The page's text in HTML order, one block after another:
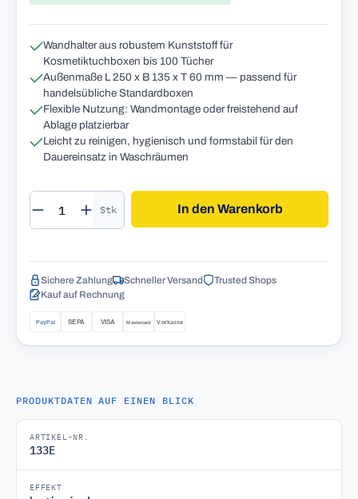
Wandhalter aus robustem Kunststoff für
Kosmetiktuchboxen bis 100 Tücher
Außenmaße L 250 x B 135 x T 60 mm — passend für
handelsübliche Standardboxen
Flexible Nutzung: Wandmontage oder freistehend auf
Ablage platzierbar
Leicht zu reinigen, hygienisch und formstabil für den
Dauereinsatz in Waschräumen
Produkt Anzahl: Gib den gewünschten
Stk In den Warenkorb
Sichere Zahlung Schneller Versand
Trusted Shops
Kauf auf Rechnung
PRODUKTDATEN AUF EINEN BLICK
ARTIKEL-NR.
133E
EFFEKT